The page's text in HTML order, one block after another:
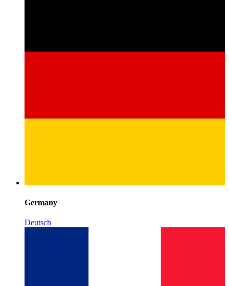
Germany
Deutsch